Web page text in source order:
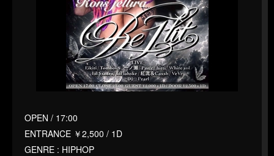
OPEN / 17:00
ENTRANCE ￥2,500 / 1D
GENRE : HIPHOP